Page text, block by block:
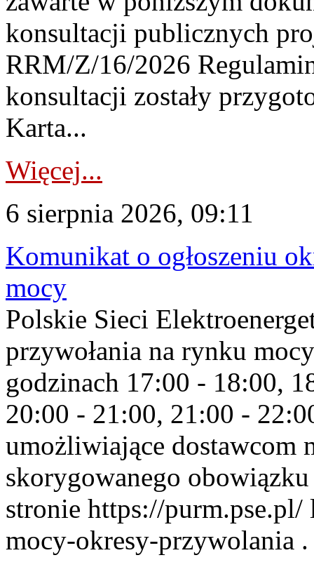
konsultacji publicznych
RRM/Z/16/2026
konsultacji zostały
Karta...
Więcej...
6 sierpnia 2026, 09:11
Komunikat o ogłoszeniu
mocy
Polskie Sieci
przywołania na rynku
godzinach 17:00 - 18:00,
20:00 - 21:00, 21:00 -
umożliwiające dostawcom
skorygowanego
stronie https://
mocy-okresy-przywolania